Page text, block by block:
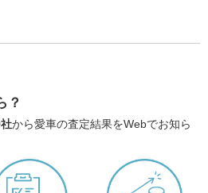
？
から愛車の査定結果をWebでお知ら